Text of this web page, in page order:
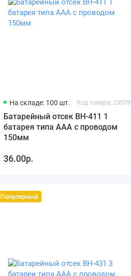
На складе: 100 шт. Код товара: 23579
Батарейный отсек BH-411 1
батарея типа AАА с проводом
150мм
36.00р.
Популярный